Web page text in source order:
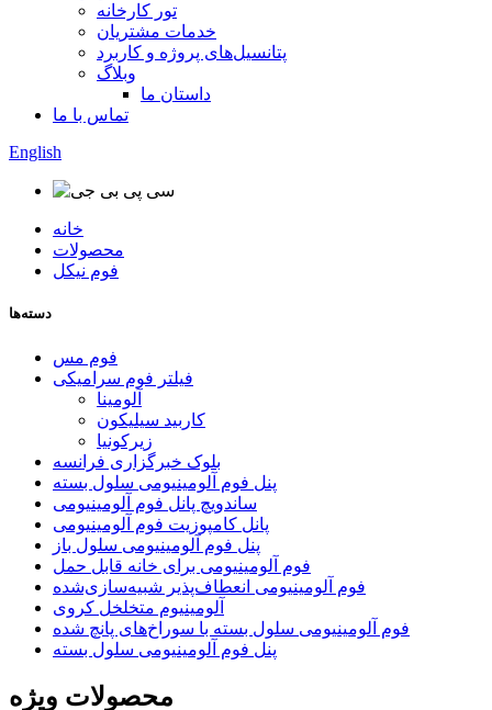
تور کارخانه
خدمات مشتریان
پتانسیل‌های پروژه و کاربرد
وبلاگ
داستان ما
تماس با ما
English
خانه
محصولات
فوم نیکل
دسته‌ها
فوم مس
فیلتر فوم سرامیکی
آلومینا
کاربید سیلیکون
زیرکونیا
بلوک خبرگزاری فرانسه
پنل فوم آلومینیومی سلول بسته
ساندویچ پانل فوم آلومینیومی
پانل کامپوزیت فوم آلومینیومی
پنل فوم آلومینیومی سلول باز
فوم آلومینیومی برای خانه قابل حمل
فوم آلومینیومی انعطاف‌پذیر شبیه‌سازی‌شده
آلومینیوم متخلخل کروی
فوم آلومینیومی سلول بسته با سوراخ‌های پانچ شده
پنل فوم آلومینیومی سلول بسته
محصولات ویژه